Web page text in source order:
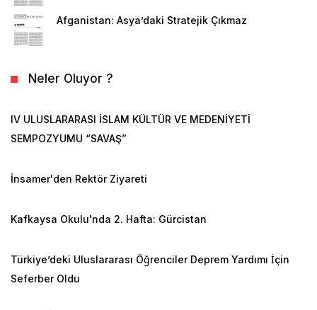
Afganistan: Asya’daki Stratejik Çıkmaz
Neler Oluyor ?
IV ULUSLARARASI İSLAM KÜLTÜR VE MEDENİYETİ
SEMPOZYUMU “SAVAŞ”
İnsamer'den Rektör Ziyareti
Kafkaysa Okulu'nda 2. Hafta: Gürcistan
Türkiye’deki Uluslararası Öğrenciler Deprem Yardımı İçin
Seferber Oldu